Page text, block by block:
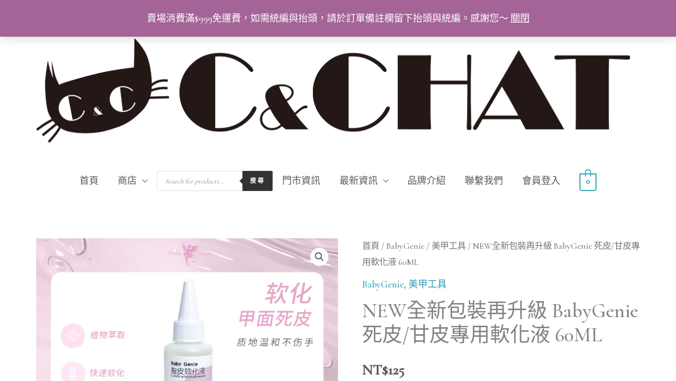
賣場消費滿$999免運費，如需統編與抬頭，請於訂單備註欄留下抬頭與統編。感謝您～ 關閉
首頁 商店
Products
search
搜尋 門市資訊 最新資訊 品牌介紹 聯繫我們 會員登入 0
首頁 /BabyGenie / 美甲工具 / NEW全新包裝再升級 BabyGenie 死皮/甘皮專
用軟化液 60ML
BabyGenie, 美甲工具
NEW全新包裝再升級 BabyGenie
死皮/甘皮專用軟化液 60ML
NT$125
NEW
全
新
裝
再
級